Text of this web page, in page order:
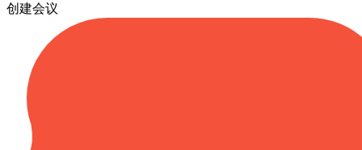
创建会议